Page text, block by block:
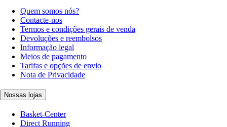
Quem somos nós?
Contacte-nos
Termos e condições gerais de venda
Devoluções e reembolsos
Informação legal
Meios de pagamento
Tarifas e opções de envio
Nota de Privacidade
Nossas lojas
Basket-Center
Direct Running